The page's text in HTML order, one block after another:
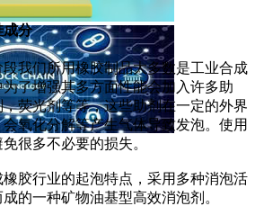
成分
我们所用橡胶制品大多数是工业合成
了增强其多方面性能会加入许多助
荧光剂等等，这些助剂在一定的外界
氧化分解等产生气体导致发泡。使用
很多不必要的损失。
胶行业的起泡特点，采用多种消泡活
的一种矿物油基型高效消泡剂。